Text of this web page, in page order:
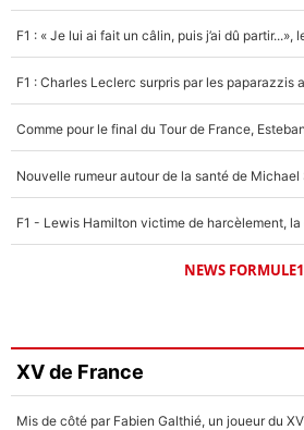
NEWS FORMULE1
XV de France